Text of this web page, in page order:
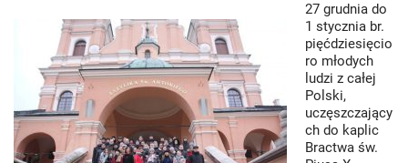
27 grudnia do
1 stycznia br.
pięćdziesięcio
ro młodych
ludzi z całej
Polski,
uczęszczający
ch do kaplic
Bractwa św.